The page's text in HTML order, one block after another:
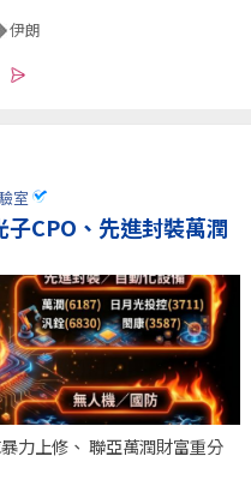
伊朗
室
CPO、先進封裝萬潤
力上修、 聯亞萬潤財富重分